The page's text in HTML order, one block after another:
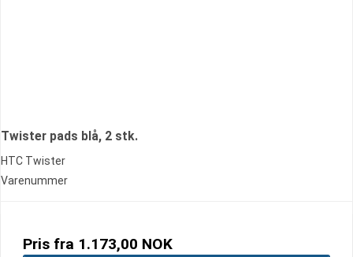
Twister pads blå, 2 stk.
HTC Twister
Varenummer
Pris fra 1.173,00 NOK